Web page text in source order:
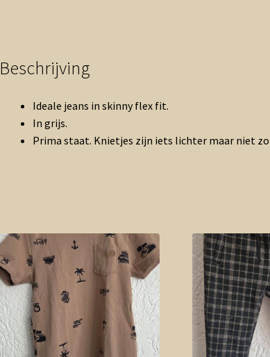
Beschrijving
Ideale jeans in skinny flex fit.
In grijs.
Prima staat. Knietjes zijn iets lichter maar niet